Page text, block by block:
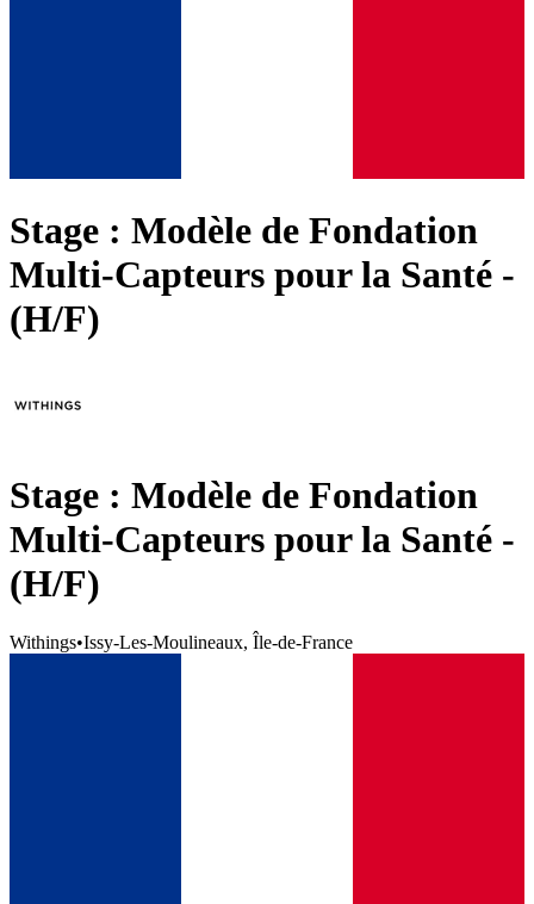
Stage : Modèle de Fondation
Multi-Capteurs pour la Santé -
(H/F)
Stage : Modèle de Fondation
Multi-Capteurs pour la Santé -
(H/F)
Withings•Issy-Les-Moulineaux, Île-de-France